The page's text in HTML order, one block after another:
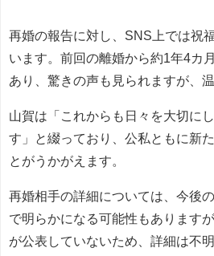
再婚の報告に対し、SNS上では祝
います。前回の離婚から約1年4カ
あり、驚きの声も見られますが、
山賀は「これからも日々を大切に
す」と綴っており、公私ともに新
とがうかがえます。
再婚相手の詳細については、今後
で明らかになる可能性もあります
が公表していないため、詳細は不明